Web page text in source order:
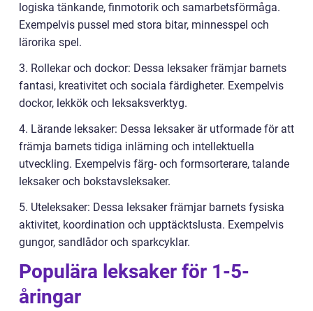
logiska tänkande, finmotorik och samarbetsförmåga.
Exempelvis pussel med stora bitar, minnesspel och
lärorika spel.
3. Rollekar och dockor: Dessa leksaker främjar barnets
fantasi, kreativitet och sociala färdigheter. Exempelvis
dockor, lekkök och leksaksverktyg.
4. Lärande leksaker: Dessa leksaker är utformade för att
främja barnets tidiga inlärning och intellektuella
utveckling. Exempelvis färg- och formsorterare, talande
leksaker och bokstavsleksaker.
5. Uteleksaker: Dessa leksaker främjar barnets fysiska
aktivitet, koordination och upptäcktslusta. Exempelvis
gungor, sandlådor och sparkcyklar.
Populära leksaker för 1-5-
åringar